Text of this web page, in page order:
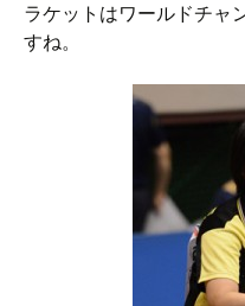
ラケットはワールドチャ
すね。